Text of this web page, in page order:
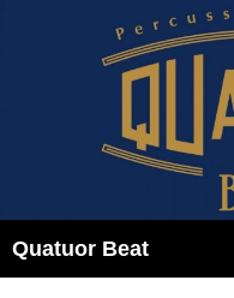
Quatuor Beat